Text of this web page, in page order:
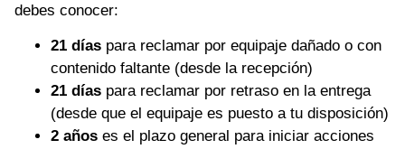
debes conocer:
21 días para reclamar por equipaje dañado o con
contenido faltante (desde la recepción)
21 días para reclamar por retraso en la entrega
(desde que el equipaje es puesto a tu disposición)
2 años es el plazo general para iniciar acciones